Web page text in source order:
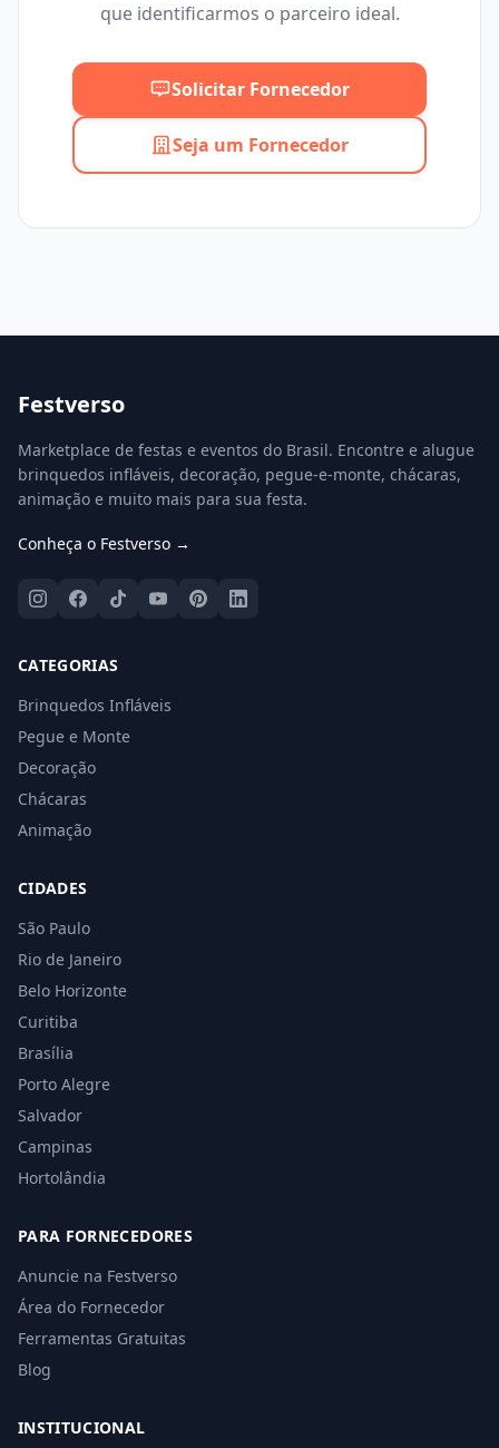
que identificarmos o parceiro ideal.
Solicitar Fornecedor
Seja um Fornecedor
Festverso
Marketplace de festas e eventos do Brasil. Encontre e alugue
brinquedos infláveis, decoração, pegue-e-monte, chácaras,
animação e muito mais para sua festa.
Conheça o Festverso →
CATEGORIAS
Brinquedos Infláveis
Pegue e Monte
Decoração
Chácaras
Animação
CIDADES
São Paulo
Rio de Janeiro
Belo Horizonte
Curitiba
Brasília
Porto Alegre
Salvador
Campinas
Hortolândia
PARA FORNECEDORES
Anuncie na Festverso
Área do Fornecedor
Ferramentas Gratuitas
Blog
INSTITUCIONAL